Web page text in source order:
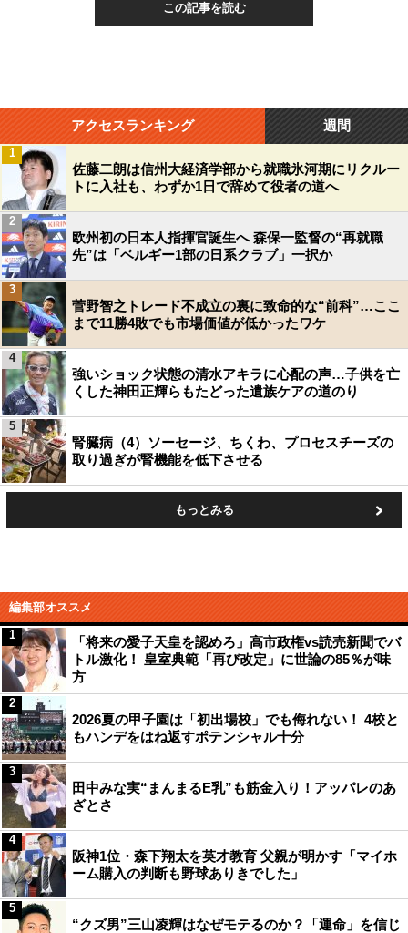
この記事を読む
アクセスランキング 週間
佐藤二朗は信州大経済学部から就職氷河期にリクルー
トに入社も、わずか1日で辞めて役者の道へ
1
欧州初の日本人指揮官誕生へ 森保一監督の“再就職
先”は「ベルギー1部の日系クラブ」一択か
2
菅野智之トレード不成立の裏に致命的な“前科”…ここ
まで11勝4敗でも市場価値が低かったワケ
3
強いショック状態の清水アキラに心配の声…子供を亡
くした神田正輝らもたどった遺族ケアの道のり
4
腎臓病（4）ソーセージ、ちくわ、プロセスチーズの
取り過ぎが腎機能を低下させる
5
もっとみる
編集部オススメ
「将来の愛子天皇を認めろ」高市政権vs読売新聞でバ
トル激化！ 皇室典範「再び改定」に世論の85％が味
方
1
2026夏の甲子園は「初出場校」でも侮れない！ 4校と
もハンデをはね返すポテンシャル十分
2
田中みな実“まんまるE乳”も筋金入り！アッパレのあ
ざとさ
3
阪神1位・森下翔太を英才教育 父親が明かす「マイホ
ーム購入の判断も野球ありきでした」
4
“クズ男”三山凌輝はなぜモテるのか？「運命」を信じ
5